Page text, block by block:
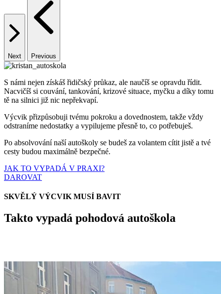
Next Previous
S námi nejen získáš řidičský průkaz, ale naučíš se opravdu řídit.
Nacvičíš si couvání, tankování, krizové situace, myčku a díky tomu
tě na silnici již nic nepřekvapí.
Výcvik přizpůsobuji tvému pokroku a dovednostem, takže vždy
odstraníme nedostatky a vypilujeme přesně to, co potřebuješ.
Po absolvování naší autoškoly se budeš za volantem cítit jistě a tvé
cesty budou maximálně bezpečné.
JAK TO VYPADÁ V PRAXI?
DAROVAT
SKVĚLÝ VÝCVIK MUSÍ BAVIT
Takto vypadá pohodová autoškola